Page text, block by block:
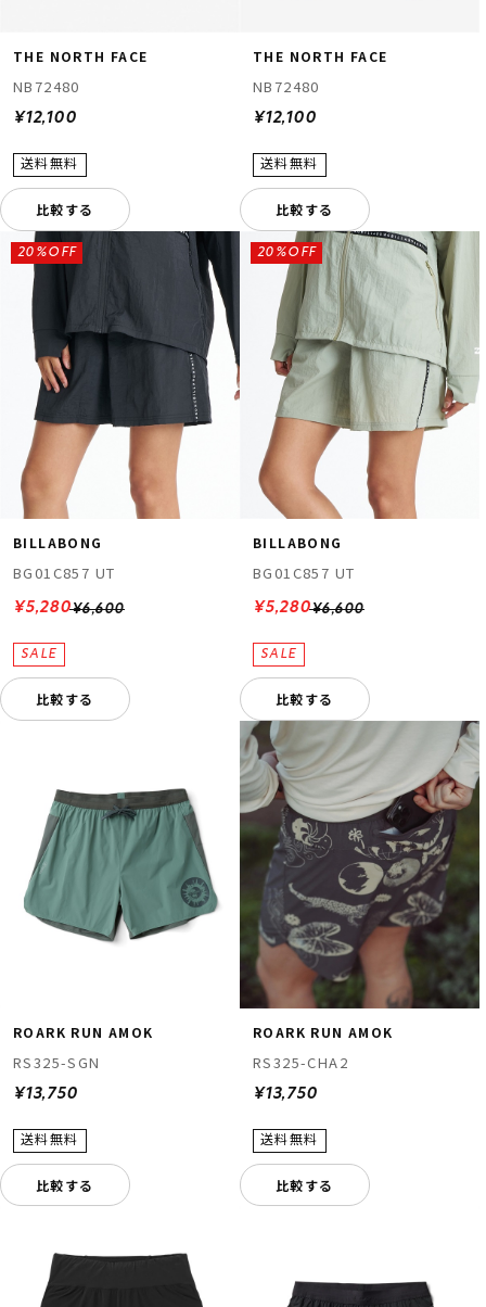
THE NORTH FACE
NB72480
¥12,100
比較する
THE NORTH FACE
NB72480
¥12,100
比較する
BILLABONG
BG01C857 UT
¥6,600
20%OFF
¥5,280
比較する
BILLABONG
BG01C857 UT
¥6,600
20%OFF
¥5,280
比較する
ROARK RUN AMOK
RS325-SGN
¥13,750
比較する
ROARK RUN AMOK
RS325-CHA2
¥13,750
比較する